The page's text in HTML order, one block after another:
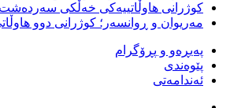
کوژرانی هاوڵاتییەکی خەڵکی سەردەشت
مەریوان و ڕوانسەر؛ کوژرانی دوو
پەیڕەو و پڕۆگرام
پێوەندی
ئەندامەتی